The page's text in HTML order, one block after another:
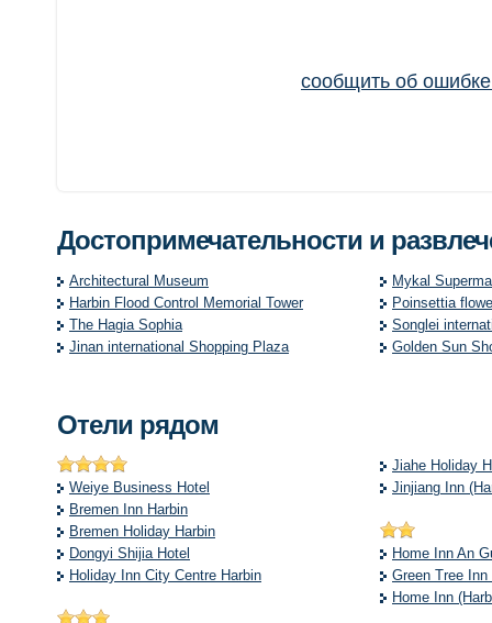
сообщить об
Достопримечательности и
Architectural Museum
Harbin Flood Control Memorial Tower
The Hagia Sophia
Jinan international Shopping Plaza
Mykal
Poinsettia
Songlei
Golden Sun
Отели рядом
Weiye Business Hotel
Bremen Inn Harbin
Bremen Holiday Harbin
Dongyi Shijia Hotel
Holiday Inn City Centre Harbin
Jiahe Holiday
Jinjiang Inn
Home Inn An
Green Tree Inn
Home Inn